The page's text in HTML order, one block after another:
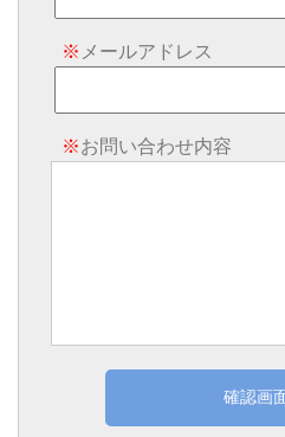
※ メールアドレス
※お問い合わせ内容
確認画